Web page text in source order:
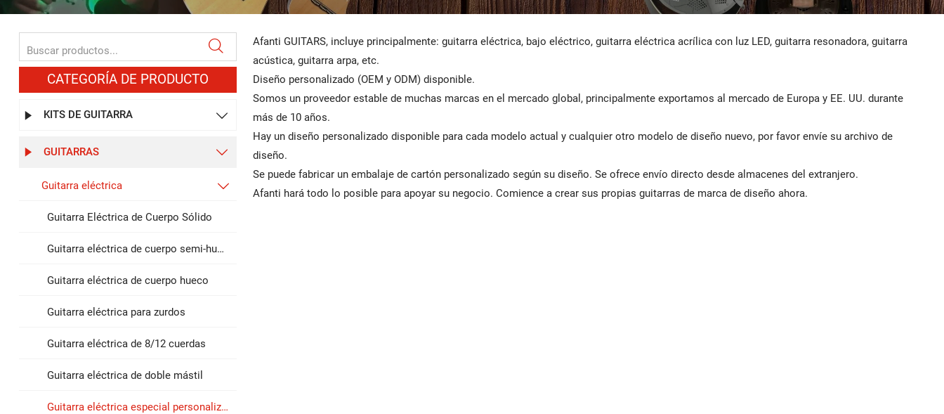

CATEGORÍA DE PRODUCTO
 KITS DE GUITARRA 
 GUITARRAS 
Guitarra eléctrica 
Guitarra Eléctrica de Cuerpo Sólido
Guitarra eléctrica de cuerpo semi-hueco
Guitarra eléctrica de cuerpo hueco
Guitarra eléctrica para zurdos
Guitarra eléctrica de 8/12 cuerdas
Guitarra eléctrica de doble mástil
Guitarra eléctrica especial personalizada
Afanti GUITARS, incluye principalmente: guitarra eléctrica, bajo eléctrico, guitarra eléctrica acrílica con luz LED, guitarra resonadora, guitarra
acústica, guitarra arpa, etc.
Diseño personalizado (OEM y ODM) disponible.
Somos un proveedor estable de muchas marcas en el mercado global, principalmente exportamos al mercado de Europa y EE. UU. durante
más de 10 años.
Hay un diseño personalizado disponible para cada modelo actual y cualquier otro modelo de diseño nuevo, por favor envíe su archivo de
diseño.
Se puede fabricar un embalaje de cartón personalizado según su diseño. Se ofrece envío directo desde almacenes del extranjero.
Afanti hará todo lo posible para apoyar su negocio. Comience a crear sus propias guitarras de marca de diseño ahora.